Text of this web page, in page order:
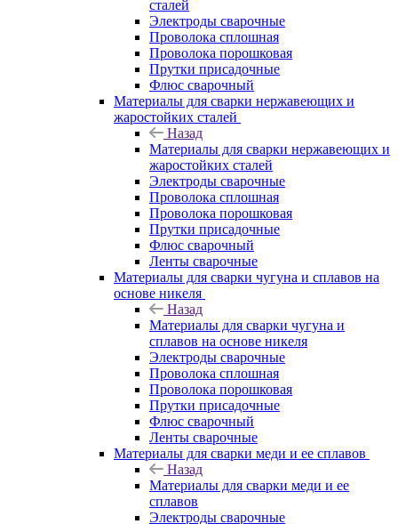
сталей
Электроды сварочные
Проволока сплошная
Проволока порошковая
Прутки присадочные
Флюс сварочный
Материалы для сварки нержавеющих и
жаростойких сталей
Назад
Материалы для сварки нержавеющих и
жаростойких сталей
Электроды сварочные
Проволока сплошная
Проволока порошковая
Прутки присадочные
Флюс сварочный
Ленты сварочные
Материалы для сварки чугуна и сплавов на
основе никеля
Назад
Материалы для сварки чугуна и
сплавов на основе никеля
Электроды сварочные
Проволока сплошная
Проволока порошковая
Прутки присадочные
Флюс сварочный
Ленты сварочные
Материалы для сварки меди и ее сплавов
Назад
Материалы для сварки меди и ее
сплавов
Электроды сварочные